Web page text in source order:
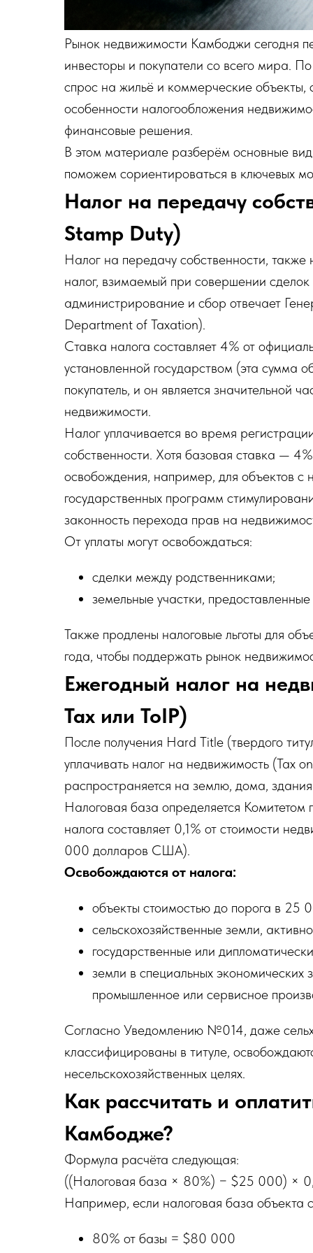
Рынок недвижимости Камбоджи сегодня
инвесторы и покупатели со всего мира.
спрос на жильё и коммерческие объекты,
особенности налогообложения
финансовые решения.
В этом материале разберём основные
поможем сориентироваться в ключевых
Налог на передачу
Stamp Duty)
Налог на передачу собственности,
налог, взимаемый при совершении
администрирование и сбор отвечает
Department of Taxation).
Ставка налога составляет 4% от
установленной государством (эта сумма
покупатель, и он является значительной
недвижимости.
Налог уплачивается во время
собственности. Хотя базовая ставка —
освобождения, например, для объектов с
государственных программ
законность перехода прав на
От уплаты могут освобождаться:
сделки между родственниками;
земельные участки,
Также продлены налоговые льготы для
года, чтобы поддержать рынок
Ежегодный налог на
Tax или ToIP)
После получения Hard Title (твердого
уплачивать налог на недвижимость (Tax
распространяется на землю, дома,
Налоговая база определяется
налога составляет 0,1% от стоимости
000 долларов США).
Освобождаются от налога:
объекты стоимостью до порога в 25
сельскохозяйственные земли,
государственные или
земли в специальных экономических
промышленное или сервисное
Согласно Уведомлению №014, даже
классифицированы в титуле,
несельскохозяйственных целях.
Как рассчитать и
Камбодже?
Формула расчёта следующая:
((Налоговая база × 80%) − $25 000) ×
Например, если налоговая база объекта
80% от базы = $80 000